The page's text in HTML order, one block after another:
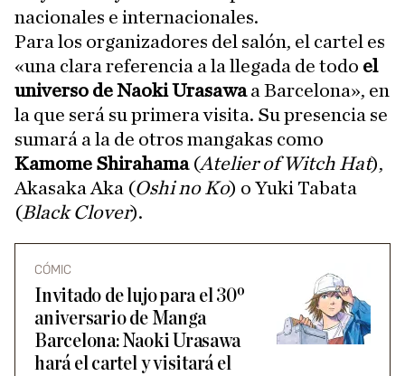
nacionales e internacionales.
Para los organizadores del salón, el cartel es
«una clara referencia a la llegada de todo el
universo de Naoki Urasawaa Barcelona», en
la que será su primera visita. Su presencia se
sumará a la de otros mangakas como
Kamome Shirahama(Atelier of Witch Hat),
Akasaka Aka (Oshi no Ko) o Yuki Tabata
(Black Clover).
CÓMIC
Invitado de lujo para el 30º
aniversario de Manga
Barcelona: Naoki Urasawa
hará el cartel y visitará el